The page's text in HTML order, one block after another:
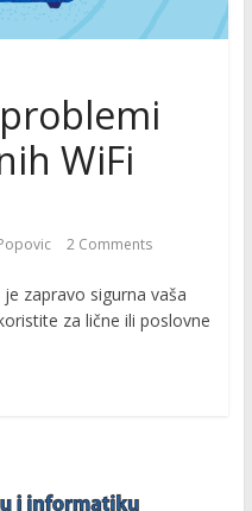
WiFi
2 Comments
zapravo sigurna vaša
za lične ili poslovne